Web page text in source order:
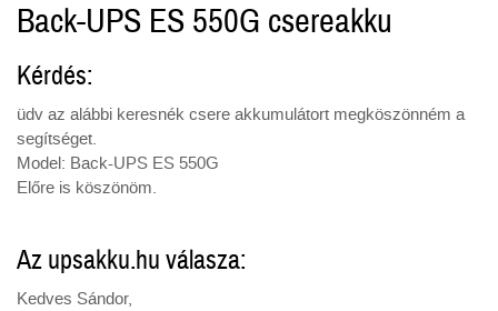
Back-UPS ES 550G csereakku
Kérdés:
üdv az alábbi keresnék csere akkumulátort megköszönném a
segítséget.
Model: Back-UPS ES 550G
Előre is köszönöm.
Az upsakku.hu válasza:
Kedves Sándor,